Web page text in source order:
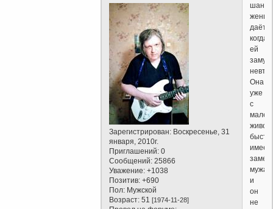
Зарегистрирован: Воскресенье, 31
января, 2010г.
Приглашений: 0
Сообщений: 25866
Уважение: +1038
Позитив: +690
Пол: Мужской
Возраст: 51[1974-11-28]
шанс
даёт,
когда
ей
замуж
Она
уже
с
имеет
мужа
и
он
не